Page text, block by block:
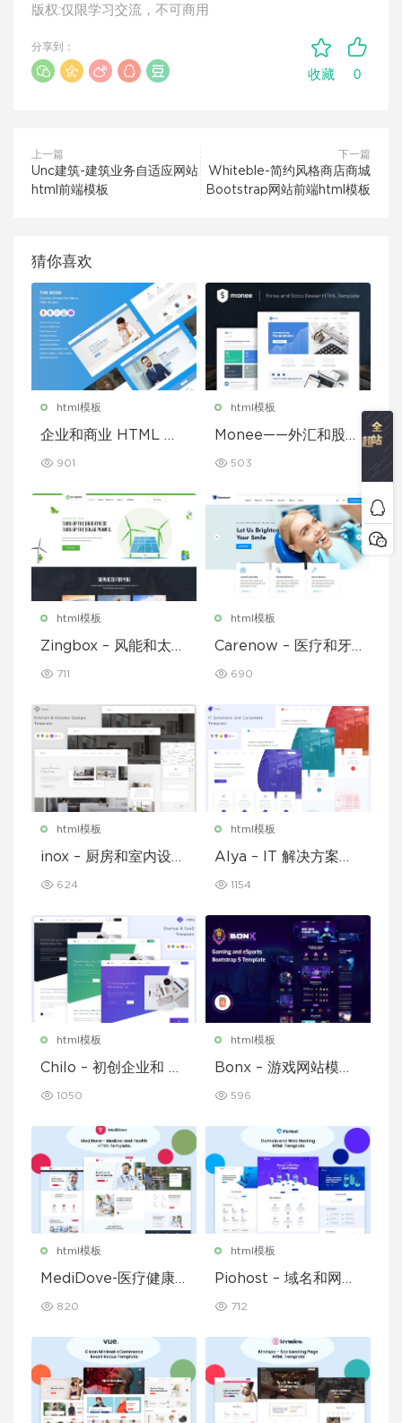
版权:仅限学习交流，不可商用
收藏 0
分享到：
上一篇
Unc建筑-建筑业务自适应网站
html前端模板
下一篇
Whiteble-简约风格商店商城
Bootstrap网站前端html模板
猜你喜欢
html模板
企业和商业 HTML 模
901
html模板
Monee——外汇和股票
503
html模板
Zingbox – 风能和太阳
711
html模板
Carenow – 医疗和牙
690
html模板
inox – 厨房和室内设计
624
html模板
Alya – IT 解决方案和
1154
html模板
Chilo – 初创企业和 Sa
1050
html模板
Bonx – 游戏网站模板
596
html模板
MediDove-医疗健康H
820
html模板
Piohost – 域名和网站
712